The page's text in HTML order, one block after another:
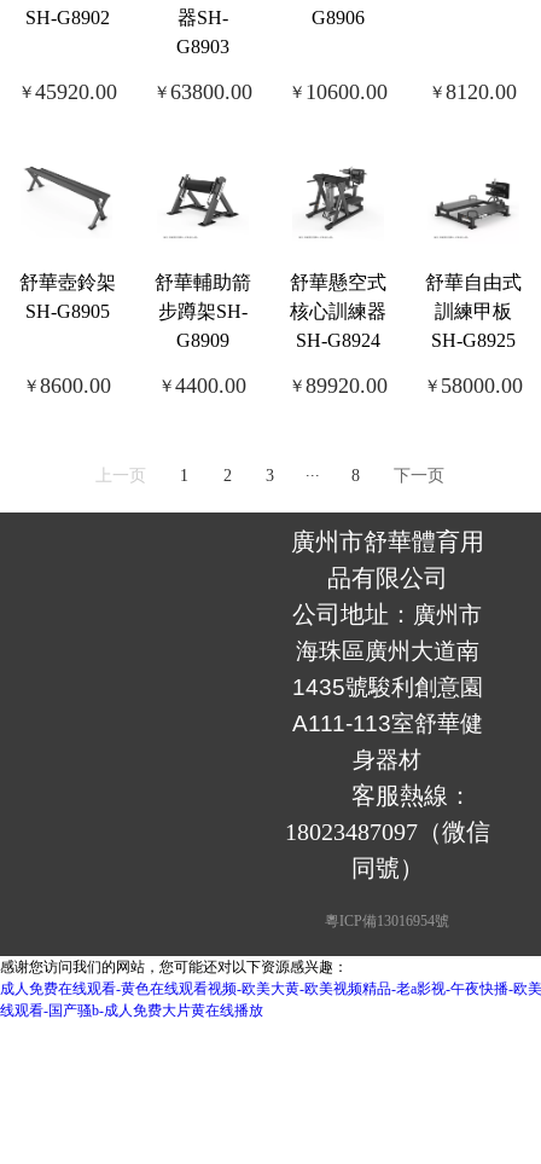
SH-G8902
￥ 45920.00
器SH-
G8903
￥ 63800.00
G8906
￥ 10600.00 ￥ 8120.00
舒華壺鈴架
SH-G8905
￥8600.00
舒華輔助箭
步蹲架SH-
G8909
￥4400.00
舒華懸空式
核心訓練器
SH-G8924
￥ 89920.00
舒華自由式
訓練甲板
SH-G8925
￥ 58000.00
上一页 1 2 3 ... 8 下一页
廣州市舒華體育用
品有限公司
公司地址： 廣州市
海珠區廣州大道南
1435號駿利創意園
A111-113室舒華健
身器材
18023487097（微信
同號）
粵ICP備13016954號
感谢您访问我们的网站，您可能还对以下资源感兴趣：
成人免费在线观看-黄色在线观看视频-欧美大黄-欧美视频精品-老a影视-午夜快播-
线观看-国产骚b-成人免费大片黄在线播放